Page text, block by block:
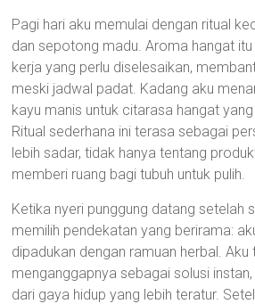
Pagi hari aku memulai dengan ritual
dan sepotong madu. Aroma hangat
kerja yang perlu diselesaikan,
meski jadwal padat. Kadang aku
kayu manis untuk citarasa hangat
Ritual sederhana ini terasa sebagai
lebih sadar, tidak hanya tentang
memberi ruang bagi tubuh untuk pulih.
Ketika nyeri punggung datang setelah
memilih pendekatan yang berirama:
dipadukan dengan ramuan herbal. Aku
menganggapnya sebagai solusi
dari gaya hidup yang lebih teratur.